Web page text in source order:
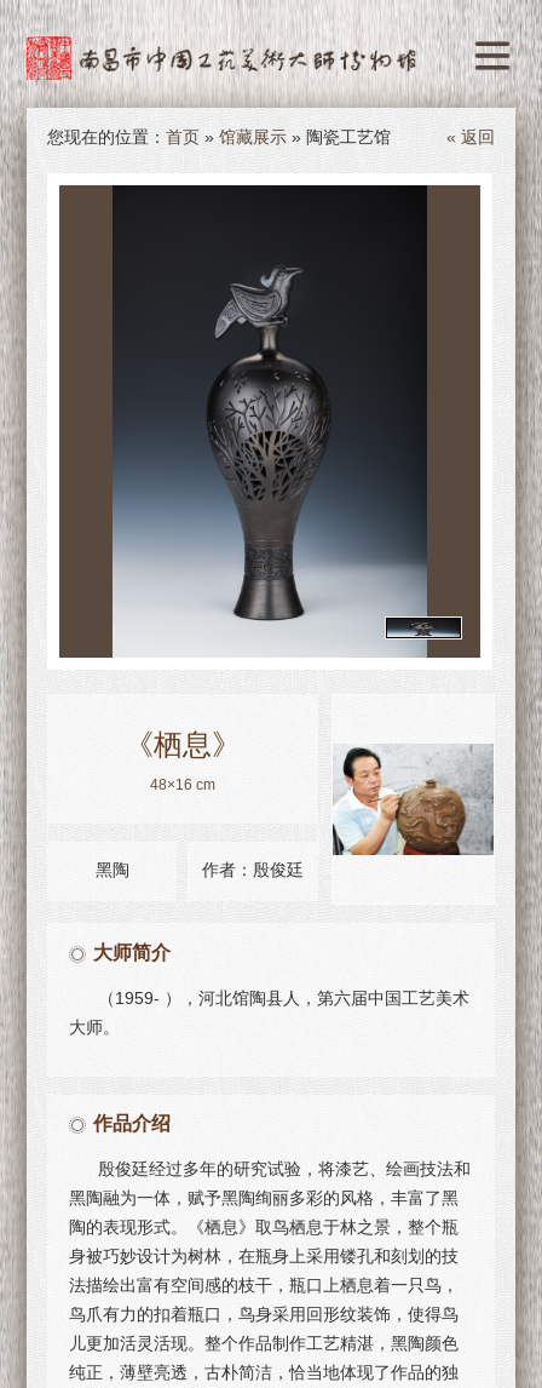
您现在的位置： 首页» 馆藏展示» 陶瓷工艺馆 « 返回
《栖息》
48×16 cm
黑陶 作者：殷俊廷
大师简介
（1959- ），河北馆陶县人，第六届中国工艺美术
大师。
作品介绍
殷俊廷经过多年的研究试验，将漆艺、绘画技法和
黑陶融为一体，赋予黑陶绚丽多彩的风格，丰富了黑
陶的表现形式。《栖息》取鸟栖息于林之景，整个瓶
身被巧妙设计为树林，在瓶身上采用镂孔和刻划的技
法描绘出富有空间感的枝干，瓶口上栖息着一只鸟，
鸟爪有力的扣着瓶口，鸟身采用回形纹装饰，使得鸟
儿更加活灵活现。整个作品制作工艺精湛，黑陶颜色
纯正，薄壁亮透，古朴简洁，恰当地体现了作品的独